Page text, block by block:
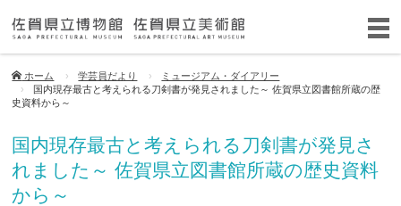
ホーム 学芸員だより
ミュージアム・ダイアリー
国内現存最古と考えられる刀剣書が発見されました～ 佐賀県立図書館所蔵の歴
史資料から～
国内現存最古と考えられる刀剣書が発見さ
れました～ 佐賀県立図書館所蔵の歴史資料
から～